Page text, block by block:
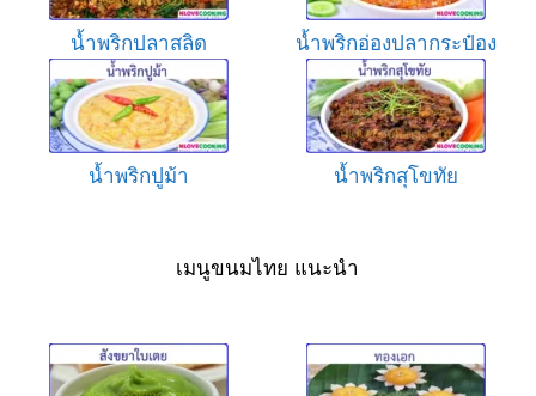
น้ำพริกปลาสลิด น้ำพริกอ่องปลากระป๋อง
น้ำพริกปูม้า น้ำพริกสุโขทัย
เมนูขนมไทย แนะนำ